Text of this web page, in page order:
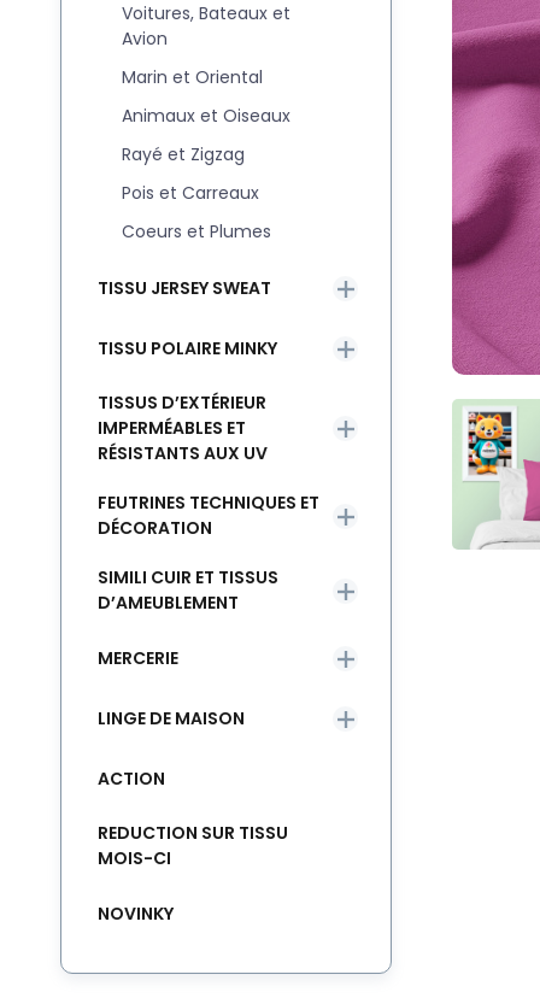
Voitures, Bateaux et
Avion
Marin et Oriental
Animaux et Oiseaux
Rayé et Zigzag
Pois et Carreaux
Coeurs et Plumes
TISSU JERSEY SWEAT
TISSU POLAIRE MINKY
TISSUS D’EXTÉRIEUR
IMPERMÉABLES ET
RÉSISTANTS AUX UV
FEUTRINES TECHNIQUES ET
DÉCORATION
SIMILI CUIR ET TISSUS
D’AMEUBLEMENT
MERCERIE
LINGE DE MAISON
ACTION
REDUCTION SUR TISSU
MOIS-CI
NOVINKY